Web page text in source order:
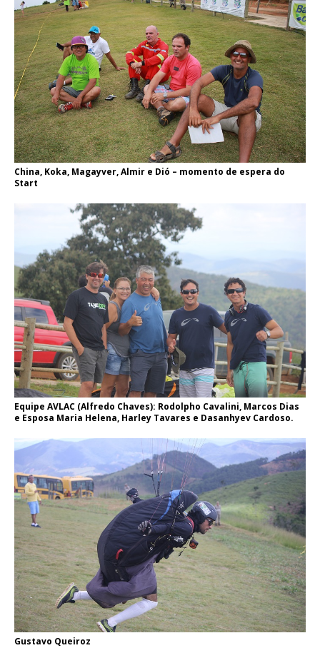
China, Koka, Magayver, Almir e Dió – momento de espera do
Start
Equipe AVLAC (Alfredo Chaves): Rodolpho Cavalini, Marcos Dias
e Esposa Maria Helena, Harley Tavares e Dasanhyev Cardoso.
Gustavo Queiroz